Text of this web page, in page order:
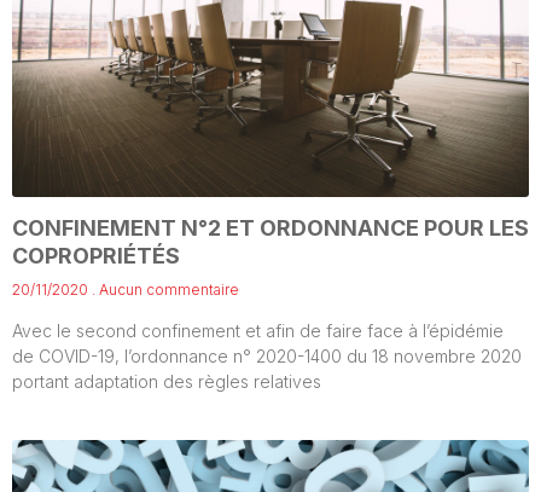
CONFINEMENT N°2 ET ORDONNANCE POUR LES
COPROPRIÉTÉS
20/11/2020 Aucun commentaire
Avec le second confinement et afin de faire face à l’épidémie
de COVID-19, l’ordonnance n° 2020-1400 du 18 novembre 2020
portant adaptation des règles relatives